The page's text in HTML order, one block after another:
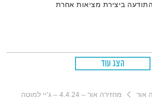
ביצירת מציאות אחרת
הצג עוד
אור
מחזירה אור – 4.4.24 – ג'יי למוטה